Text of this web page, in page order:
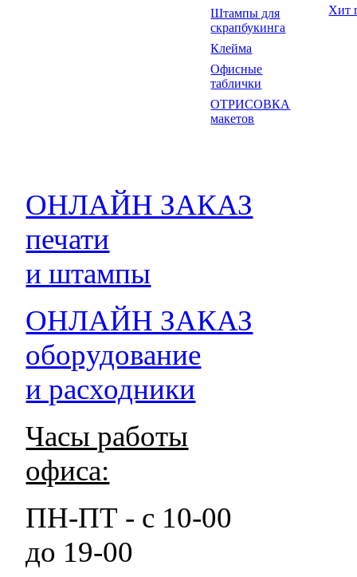
Штампы для
скрапбукинга
Клейма
Офисные
таблички
ОТРИСОВКА
макетов
Хит
ОНЛАЙН ЗАКАЗ
печати
и штампы
ОНЛАЙН ЗАКАЗ
оборудование
и расходники
Часы работы
офиса:
ПН-ПТ - с 10-00
до 19-00